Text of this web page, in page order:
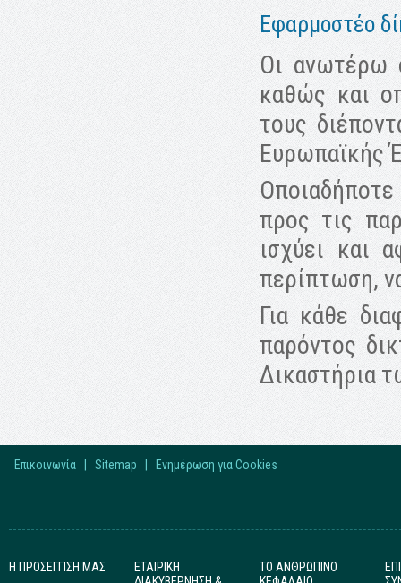
Εφαρμοστέο
Οι ανωτέρω
καθώς και
τους
Ευρωπαϊκής
προς τις
ισχύει και
περίπτωση,
Για κάθε
παρόντος
Δικαστήρια
Επικοινωνία Sitemap Ενημέρωση για Cookies
Η ΠΡΟΣΕΓΓΙΣΗ ΜΑΣ
ΕΤΑΙΡΙΚΗ
ΤΟ ΑΝΘΡΩΠΙΝΟ